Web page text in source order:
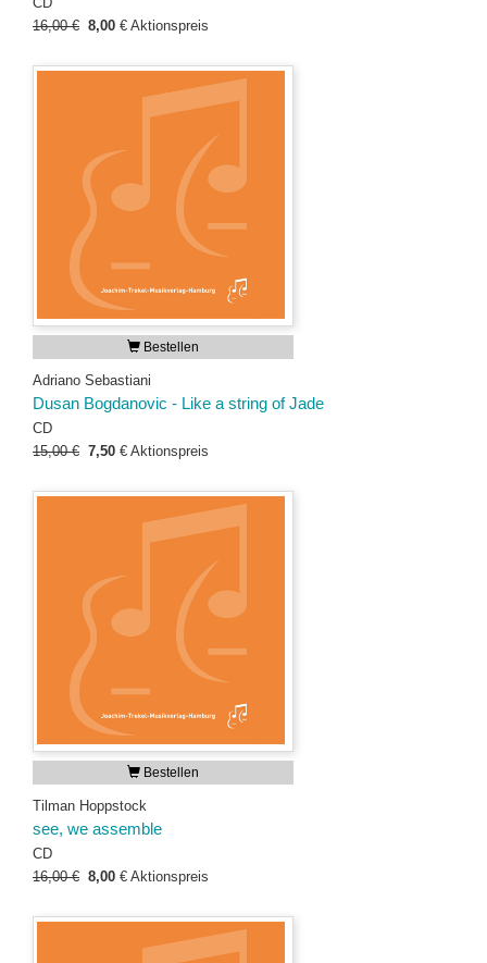
16,00 € 8,00 € Aktionspreis
Bestellen
Adriano Sebastiani
Dusan Bogdanovic - Like a string of Jade
CD
15,00 € 7,50 € Aktionspreis
Bestellen
Tilman Hoppstock
see, we assemble
CD
16,00 € 8,00 € Aktionspreis